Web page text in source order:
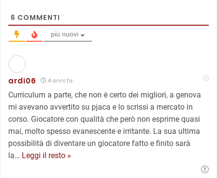
6 COMMENTI
più nuovi
ardi06 4 anni fa
Curriculum a parte, che non è certo dei migliori, a genova
mi avevano avvertito su pjaca e lo scrissi a mercato in
corso. Giocatore con qualità che però non esprime quasi
mai, molto spesso evanescente e irritante. La sua ultima
possibilità di diventare un giocatore fatto e finito sarà
la… Leggi il resto »